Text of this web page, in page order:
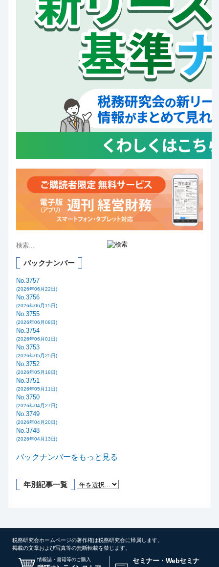
バックナンバー
No.3757
(2026年06月22日)
No.3756
(2026年06月15日)
No.3755
(2026年06月08日)
No.3754
(2026年06月01日)
No.3753
(2026年05月25日)
No.3752
(2026年05月18日)
No.3751
(2026年05月11日)
No.3750
(2026年04月27日)
No.3749
(2026年04月20日)
No.3748
(2026年04月13日)
バックナンバーをもっと見る
年別記事一覧
税務研究会ホームページの著作権は税務研究会に帰属します。
掲載の文章および写真等の無断転載を禁じます。
情報誌・書籍等のご購入
セミナー・Webセミナ